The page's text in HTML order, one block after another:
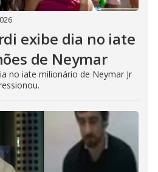
exibe dia no iate
de Neymar
no iate milionário de Neymar Jr